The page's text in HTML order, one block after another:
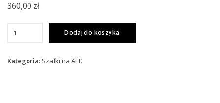
360,00 zł
metalowa
Dodaj do koszyka
Kategoria: Szafki na AED